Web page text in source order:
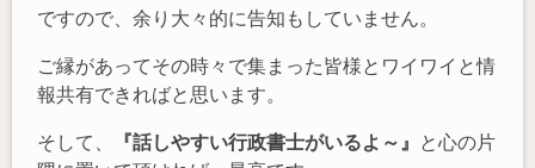
ですので、余り大々的に告知もしていません。
ご縁があってその時々で集まった皆様とワイワイと情
報共有できればと思います。
そして、 『話しやすい行政書士がいるよ～』 と心の片